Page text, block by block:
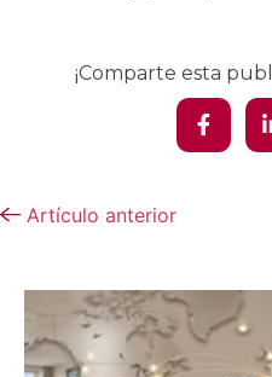
¡Comparte esta
Artículo anterior